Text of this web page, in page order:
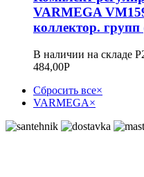
VARMEGA
коллектор.
В наличии на складе
484,00Р
Сбросить все×
VARMEGA×